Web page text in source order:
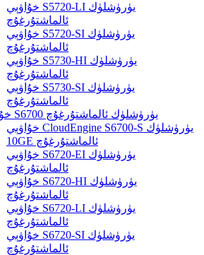
خۇاۋېي S5720-LI يۈرۈشلۈك
ئالماشتۇرغۇچ
خۇاۋېي S5720-SI يۈرۈشلۈك
ئالماشتۇرغۇچ
خۇاۋېي S5730-HI يۈرۈشلۈك
ئالماشتۇرغۇچ
خۇاۋېي S5730-SI يۈرۈشلۈك
ئالماشتۇرغۇچ
خۇاۋېي S6700 يۈرۈشلۈك ئالماشتۇرغۇچ
خۇاۋېي CloudEngine S6700-S يۈرۈشلۈك
10GE ئالماشتۇرغۇچ
خۇاۋېي S6720-EI يۈرۈشلۈك
ئالماشتۇرغۇچ
خۇاۋېي S6720-HI يۈرۈشلۈك
ئالماشتۇرغۇچ
خۇاۋېي S6720-LI يۈرۈشلۈك
ئالماشتۇرغۇچ
خۇاۋېي S6720-SI يۈرۈشلۈك
ئالماشتۇرغۇچ